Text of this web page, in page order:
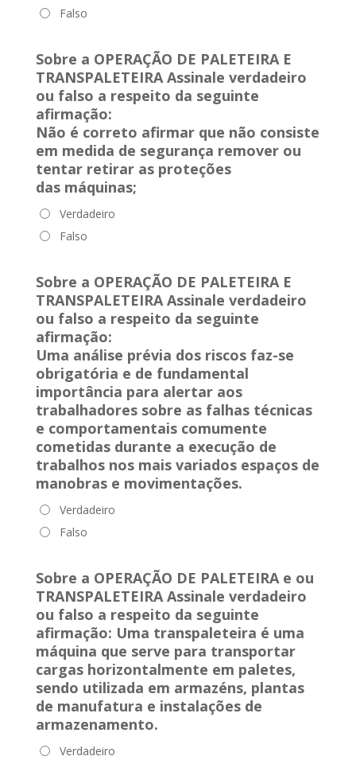
Falso
Sobre a OPERAÇÃO DE PALETEIRA E
TRANSPALETEIRA Assinale verdadeiro
ou falso a respeito da seguinte
afirmação:
Não é correto afirmar que não consiste
em medida de segurança remover ou
tentar retirar as proteções
das máquinas;
Verdadeiro
Falso
Sobre a OPERAÇÃO DE PALETEIRA E
TRANSPALETEIRA Assinale verdadeiro
ou falso a respeito da seguinte
afirmação:
Uma análise prévia dos riscos faz-se
obrigatória e de fundamental
importância para alertar aos
trabalhadores sobre as falhas técnicas
e comportamentais comumente
cometidas durante a execução de
trabalhos nos mais variados espaços de
manobras e movimentações.
Verdadeiro
Falso
Sobre a OPERAÇÃO DE PALETEIRA e ou
TRANSPALETEIRA Assinale verdadeiro
ou falso a respeito da seguinte
afirmação: Uma transpaleteira é uma
máquina que serve para transportar
cargas horizontalmente em paletes,
sendo utilizada em armazéns, plantas
de manufatura e instalações de
armazenamento.
Verdadeiro